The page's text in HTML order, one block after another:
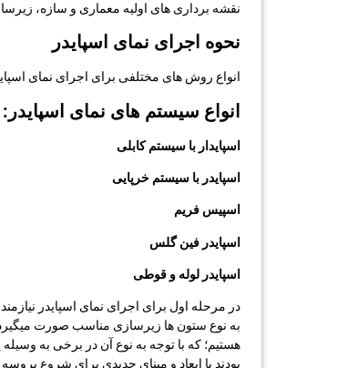
نقشه برداری های اولیه معماری و سازه،
نحوه اجرای نمای اسپایدر
انواع روش های مختلفی برای اجرای نمای
انواع سیستم های نمای اسپایدر:
اسپایدار با سیستم کابلی
اسپایدر با سیستم خرپایی
اسپیس فریم
اسپایدر فین گلس
اسپایدر لوله و قوطی
در مرحله اول برای اجرای نمای اسپایدر
به نوع ستون ها زیرسازی مناسب صورت
هستیم؛ که با توجه به نوع آن در برخی به
بودند با ابعاد و مبنای جدیدی برای شروع